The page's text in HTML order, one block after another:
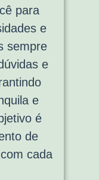
para
e
sempre
e
e
é
de
cada